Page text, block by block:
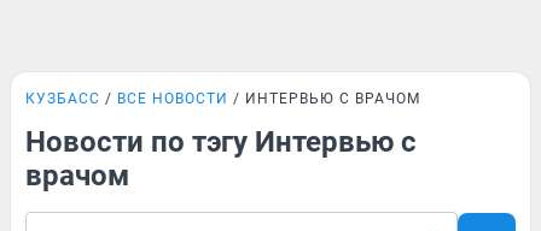
КУЗБАСС ВСЕ НОВОСТИ ИНТЕРВЬЮ С ВРАЧОМ
Новости по тэгу Интервью с
врачом